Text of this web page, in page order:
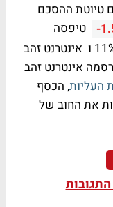
טיוטת ההסכם
- טיפסה
ב-1.25%, בי קומיוניקיישנס עלתה בכ-11% ו אינטרנט זהב
העליות, הכסף
את החוב של